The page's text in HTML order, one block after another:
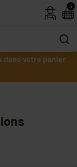
dans votre panier
5